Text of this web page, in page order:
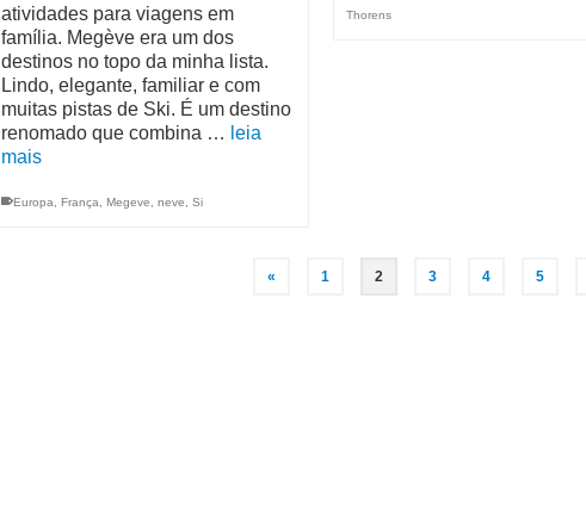
atividades para viagens em
família. Megève era um dos
destinos no topo da minha lista.
Lindo, elegante, familiar e com
muitas pistas de Ski. É um destino
renomado que combina … leia
mais
Europa França Megeve neve Si
Thorens
« 1 2 3 4 5